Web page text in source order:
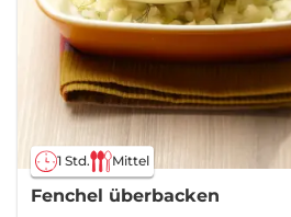
1 Std. Mittel
Fenchel überbacken